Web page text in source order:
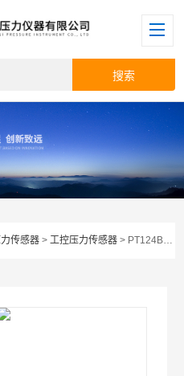
传感器 >工控压力传感器 > PT124B-217卫生级压力传感器厂家